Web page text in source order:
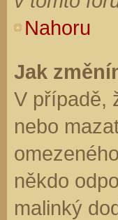
Nahoru
Jak
V případě,
nebo
někdo
malinký